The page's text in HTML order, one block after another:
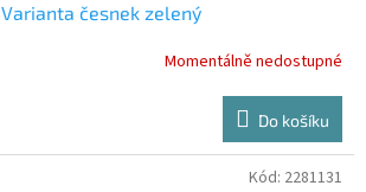
Varianta česnek zelený
Momentálně nedostupné
Do košíku
Kód: 2281131